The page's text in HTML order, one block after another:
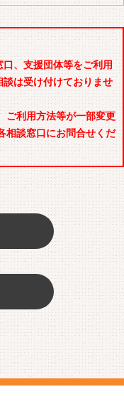
、支援団体等をご利用
は受け付けておりませ
ご利用方法等が一部変更
相談窓口にお問合せくだ